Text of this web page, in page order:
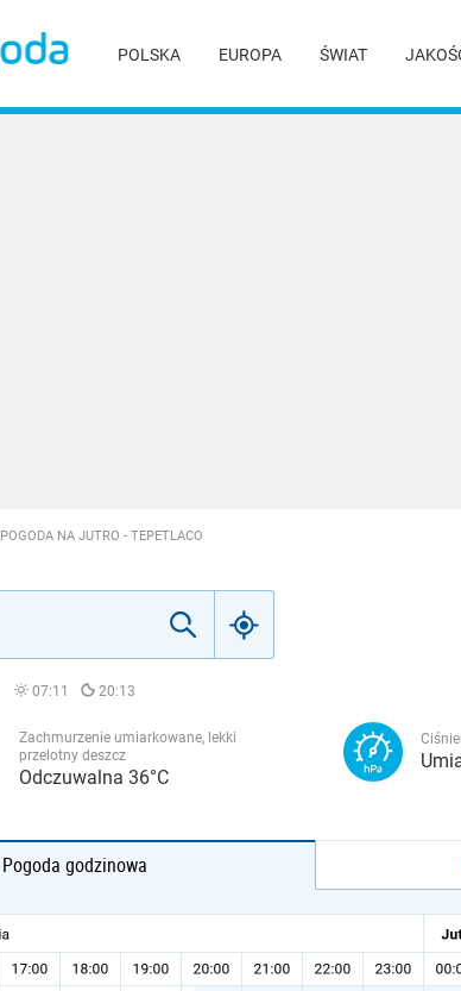
POLSKA EUROPA ŚWIAT
POGODA NA JUTRO - TEPETLACO
07:11 20:13
Zachmurzenie umiarkowane, lekki
przelotny deszcz
Odczuwalna 36°C
Pogoda godzinowa